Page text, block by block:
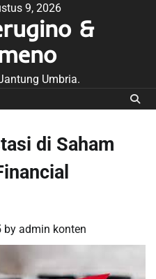
9, 2026
&
Umbria.
di Saham
by admin konten